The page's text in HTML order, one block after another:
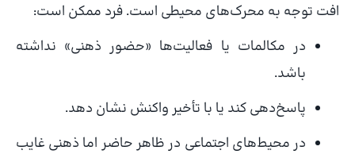
افت توجه به محرک‌های محیطی است. فرد ممکن است:
در مکالمات یا فعالیت‌ها «حضور ذهنی» نداشته
باشد.
پاسخ‌دهی کند یا با تأخیر واکنش نشان دهد.
در محیط‌های اجتماعی در ظاهر حاضر اما ذهنی غایب